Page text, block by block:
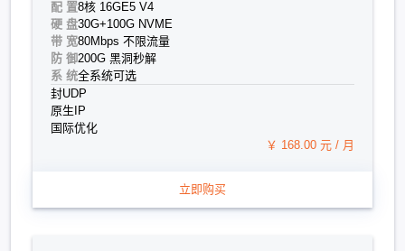
配 置8核 16GE5 V4
硬 盘30G+100G NVME
带 宽80Mbps 不限流量
防 御200G 黑洞秒解
系 统全系统可选
封UDP
原生IP
国际优化
￥ 168.00 元 / 月
立即购买